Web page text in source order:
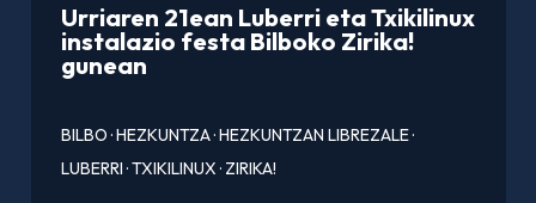
Urriaren 21ean Luberri eta Txikilinux
instalazio festa Bilboko Zirika!
gunean
BILBO·HEZKUNTZA·HEZKUNTZAN LIBREZALE·
LUBERRI·TXIKILINUX· ZIRIKA!